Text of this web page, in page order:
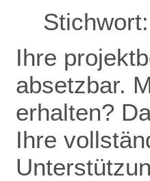
Ihre
absetzbar.
erhalten?
Ihre